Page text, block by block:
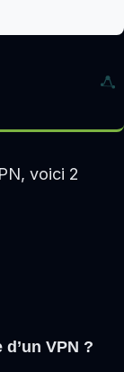
voici 2
VPN ?